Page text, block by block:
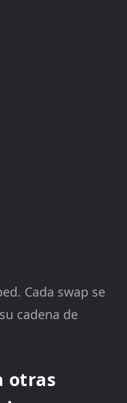
Cada swap se
cadena de
otras